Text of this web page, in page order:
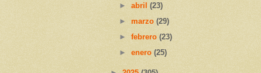
►abril(23)
►marzo(29)
►febrero(23)
►enero(25)